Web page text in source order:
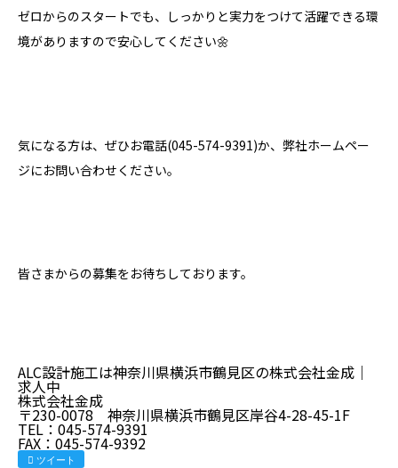
ゼロからのスタートでも、しっかりと実力をつけて活躍できる環
境がありますので安心してください🌼
気になる方は、ぜひお電話(045-574-9391)か、弊社ホームペー
ジにお問い合わせください。
皆さまからの募集をお待ちしております。
ALC設計施工は神奈川県横浜市鶴見区の株式会社金成｜
求人中
株式会社金成
〒230-0078 神奈川県横浜市鶴見区岸谷4-28-45-1F
TEL：045-574-9391
FAX：045-574-9392
ツイート